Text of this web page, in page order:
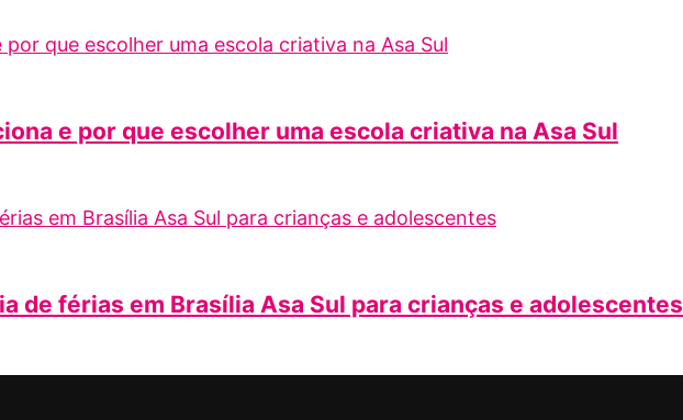
e por que escolher uma escola criativa na Asa Sul
de férias em Brasília Asa Sul para crianças e adolescentes